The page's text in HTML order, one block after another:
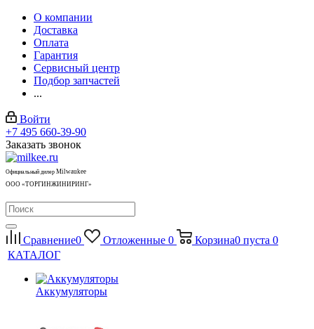
О компании
Доставка
Оплата
Гарантия
Сервисный центр
Подбор запчастей
...
Войти
+7 495 660-39-90
Заказать звонок
Официальный дилер Milwaukee
ООО «ТОРГИНЖИНИРИНГ»
Сравнение0 Отложенные 0 Корзина0 пуста 0
КАТАЛОГ
Аккумуляторы